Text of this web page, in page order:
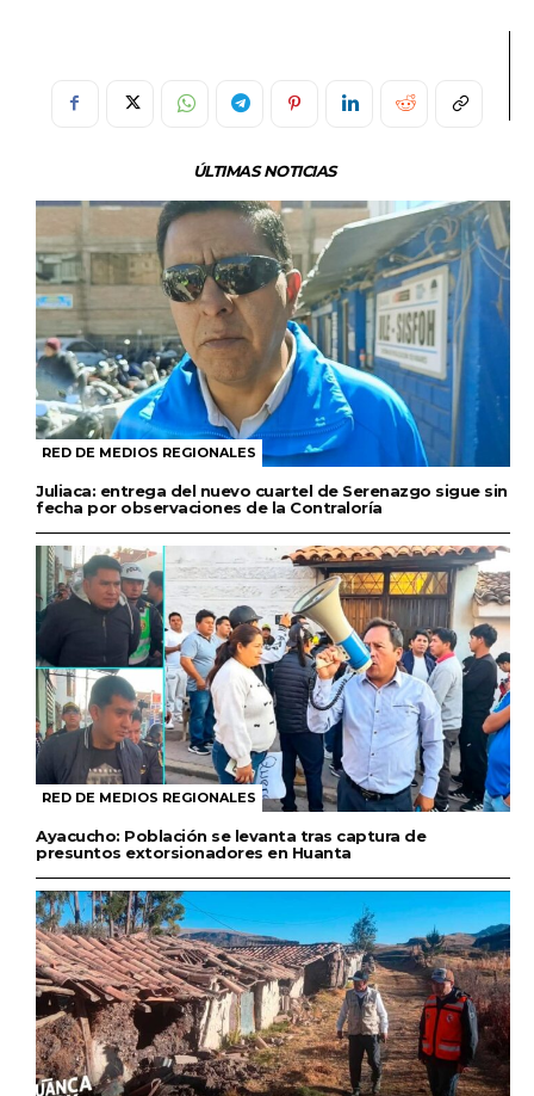
ÚLTIMAS NOTICIAS
RED DE MEDIOS REGIONALES
Juliaca: entrega del nuevo cuartel de Serenazgo sigue sin
fecha por observaciones de la Contraloría
RED DE MEDIOS REGIONALES
Ayacucho: Población se levanta tras captura de
presuntos extorsionadores en Huanta